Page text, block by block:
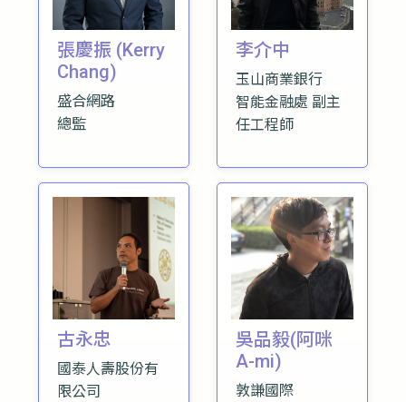
張慶振 (Kerry
Chang)
盛合網路
總監
李介中
玉山商業銀行
智能金融處 副主
任工程師
古永忠
國泰人壽股份有
限公司
吳品毅(阿咪
A-mi)
敦謙國際